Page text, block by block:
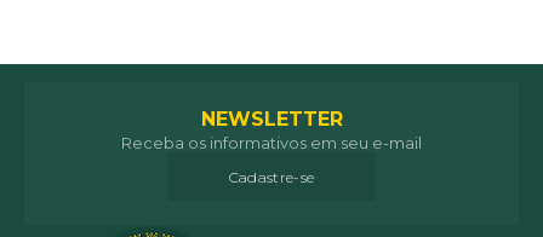
NEWSLETTER
Receba os informativos em seu e-mail
Cadastre-se